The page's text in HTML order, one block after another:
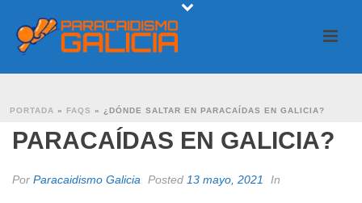
PORTADA » FAQS » ¿DÓNDE SALTAR EN PARACAÍDAS EN GALICIA?
¿DÓNDE SALTAR EN
PARACAÍDAS EN GALICIA?
Por Paracaidismo Galicia Posted 13 mayo, 2021 In